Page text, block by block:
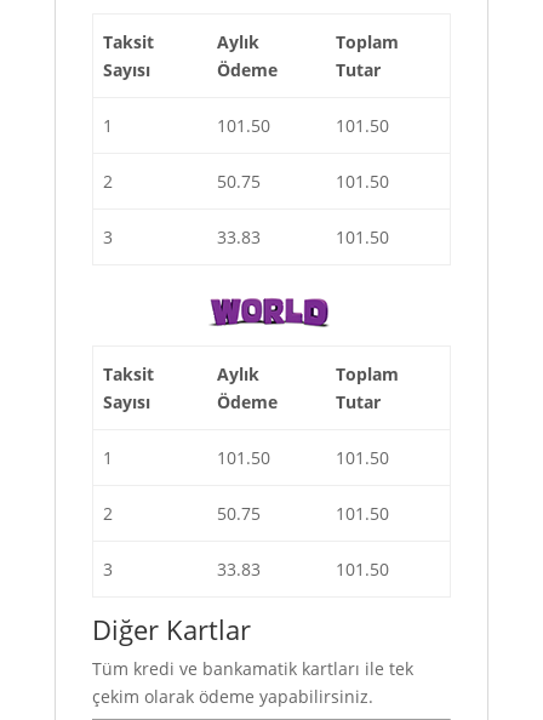
Taksit
Sayısı
Aylık
Ödeme
Toplam
Tutar
1 101.50 101.50
2 50.75 101.50
3 33.83 101.50
Taksit
Sayısı
Aylık
Ödeme
Toplam
Tutar
1 101.50 101.50
2 50.75 101.50
3 33.83 101.50
Diğer Kartlar
Tüm kredi ve bankamatik kartları ile tek
çekim olarak ödeme yapabilirsiniz.